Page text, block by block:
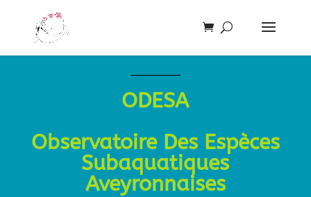
ODESA
Observatoire Des Espèces
Subaquatiques
Aveyronnaises